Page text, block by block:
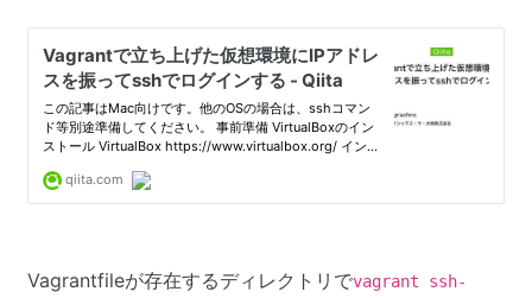
Vagrantfileが存在するディレクトリでvagrant ssh-